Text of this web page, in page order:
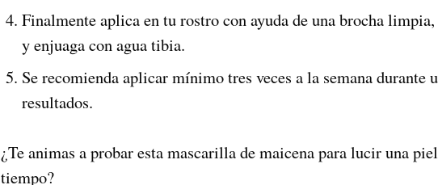
Finalmente aplica en tu rostro con ayuda de una brocha
y enjuaga con agua tibia.
Se recomienda aplicar mínimo tres veces a la semana durante
resultados.
¿Te animas a probar esta mascarilla de maicena para lucir una
tiempo?